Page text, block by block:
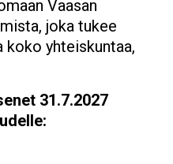
Vaasan
joka tukee
koko yhteiskuntaa,
31.7.2027